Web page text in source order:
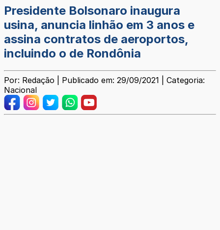
Presidente Bolsonaro inaugura
usina, anuncia linhão em 3 anos e
assina contratos de aeroportos,
incluindo o de Rondônia
Por: Redação | Publicado em: 29/09/2021 | Categoria:
Nacional